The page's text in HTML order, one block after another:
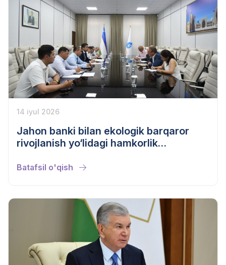
14 iyul 2026
Jahon banki bilan ekologik barqaror
rivojlanish yo‘lidagi hamkorlik
Batafsil o'qish